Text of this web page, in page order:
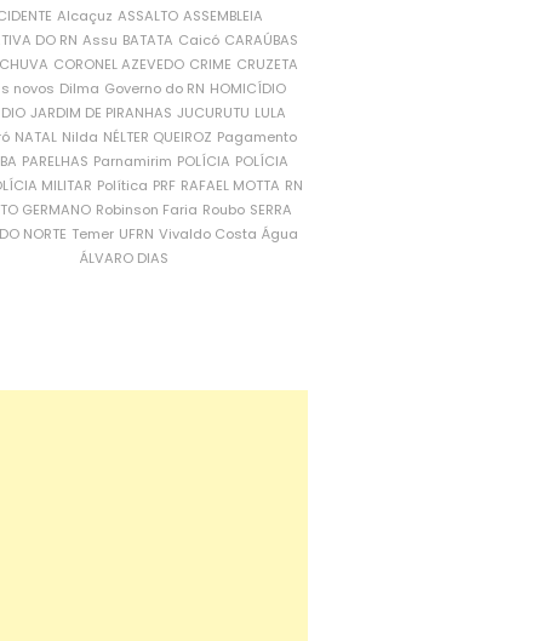
Alcaçuz ASSALTO ASSEMBLEIA
DO RN Assu BATATA Caicó CARAÚBAS
CORONEL AZEVEDO CRIME CRUZETA
novos Dilma Governo do RN HOMICÍDIO
JARDIM DE PIRANHAS JUCURUTU LULA
NATAL Nilda NÉLTER QUEIROZ Pagamento
PARELHAS Parnamirim POLÍCIA POLÍCIA
MILITAR Política PRF RAFAEL MOTTA RN
GERMANO Robinson Faria Roubo SERRA
NORTE Temer UFRN Vivaldo Costa Água
ÁLVARO DIAS